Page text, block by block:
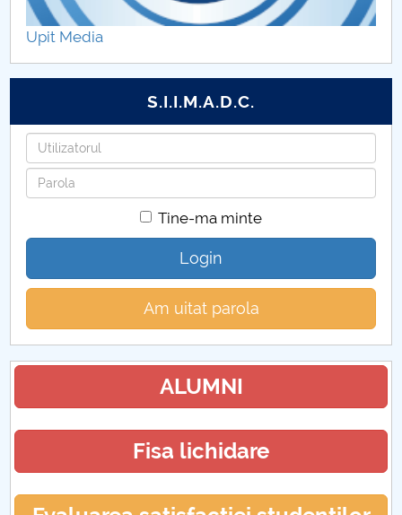
Activitatea III. Elaborarea şi implementarea
programului de dezvoltare a competențelor cheie
de învățare eficientă
Activitatea IV. Elaborarea şi implementarea
programului de dezvoltare personală şi abilităţi
socio-emoţionale
Activitatea V. Activitatea de consiliere şi orientare
Activitatea VI Dotarea
Upit Media
S.I.I.M.A.D.C.
Utilizatorul
Parola
Tine-ma minte
Login
Am uitat parola
ALUMNI
Fisa lichidare